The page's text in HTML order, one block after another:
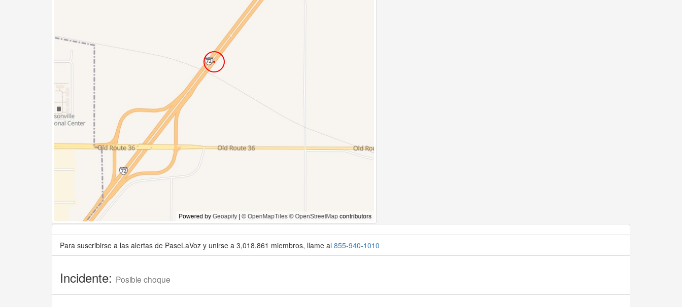
Para suscribirse a las alertas de PaseLaVoz y unirse a 3,018,861 miembros, llame al 855-940-1010
Incidente: Posible choque